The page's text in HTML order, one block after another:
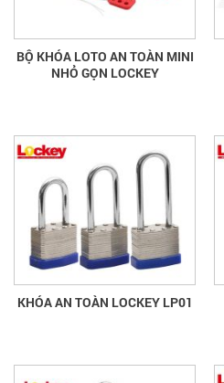
BỘ KHÓA LOTO AN TOÀN MINI
NHỎ GỌN LOCKEY
KHÓA AN TOÀN LOCKEY LP01